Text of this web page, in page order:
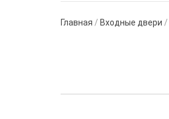
Главная / Входные двери /